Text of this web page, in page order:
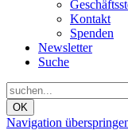
Kontakt
Spenden
Newsletter
Suche
OK
Navigation